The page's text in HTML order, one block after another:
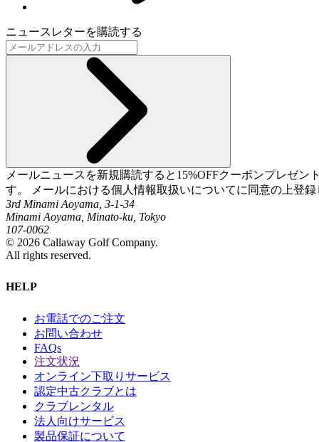
ニュースレターを購読する
メールニュースを新規購読すると15%OFFクーポンプレゼ
す。 メールにおける個人情報取扱いについてに同意の上登
3rd Minami Aoyama, 3-1-34
Minami Aoyama, Minato-ku, Tokyo
107-0062
© 2026 Callaway Golf Company.
All rights reserved.
HELP
お電話でのご注文
お問い合わせ
FAQs
注文状況
オンライン下取りサービス
認定中古クラブとは
クラブレンタル
法人向けサービス
製品保証について